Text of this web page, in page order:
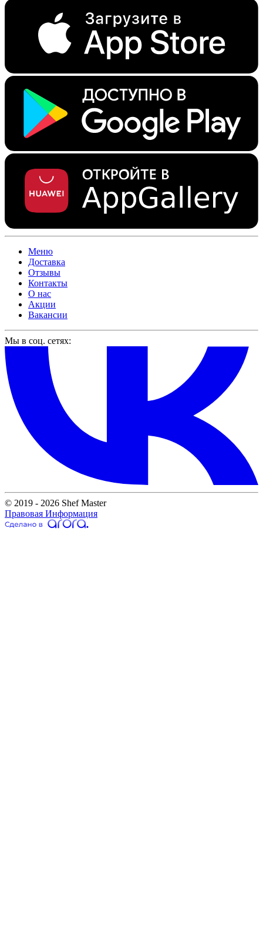
Меню
Доставка
Отзывы
Контакты
О нас
Акции
Вакансии
Мы в соц. сетях:
© 2019 - 2026 Shef Master
Правовая Информация